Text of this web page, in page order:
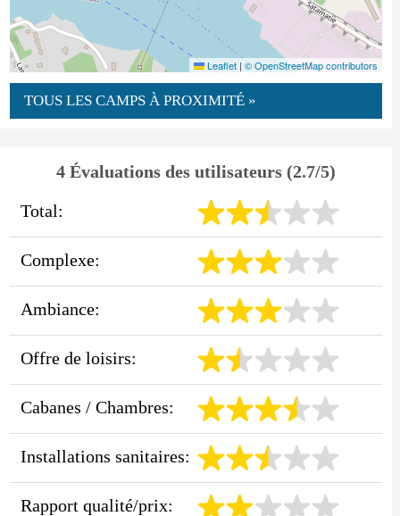
Leaflet | © OpenStreetMap contributors
TOUS LES CAMPS À PROXIMITÉ »
4 Évaluations des utilisateurs (2.7/5)
Total:
Complexe:
Ambiance:
Offre de loisirs:
Cabanes / Chambres:
Installations sanitaires:
Rapport qualité/prix: